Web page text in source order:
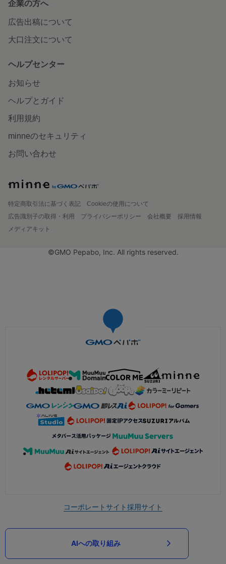
企業の方へ
広告出稿について
大口注文について
ヘルプセンター
お知らせ
ヘルプとガイド
利用規約
minneのセキュリティ
お問い合わせ
特定商取引法に基づく表記
Cookieの使用について
広告識別子の取得・利用
プライバシーポリシー 会社概要
採用情報
メディアキット
©GMO Pepabo, Inc. All rights reserved.
コーポレートサイト採用サイト
AIへの取り組み